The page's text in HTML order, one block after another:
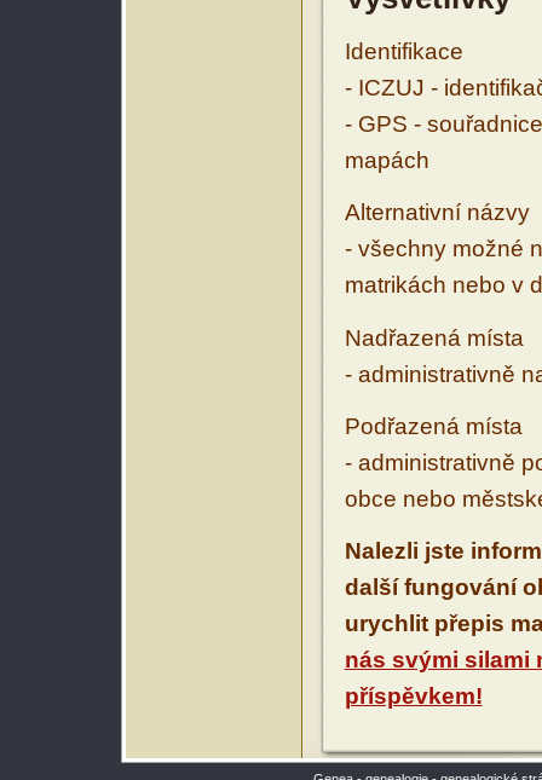
Identifikace
- ICZUJ -
- GPS -
mapách
Alternativní názvy
- všechny možné
matrikách nebo v
Nadřazená místa
- administrativně
Podřazená místa
- administrativně
obce nebo
Nalezli jste
další fungování
urychlit přepis
nás svými silami
příspěvkem!